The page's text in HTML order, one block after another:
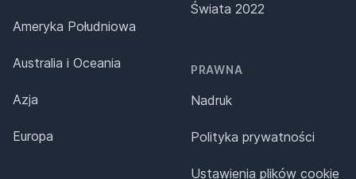
Ameryka Południowa
Australia i Oceania
Azja
Europa
Świata 2022
PRAWNA
Nadruk
Polityka prywatności
Ustawienia plików cookie